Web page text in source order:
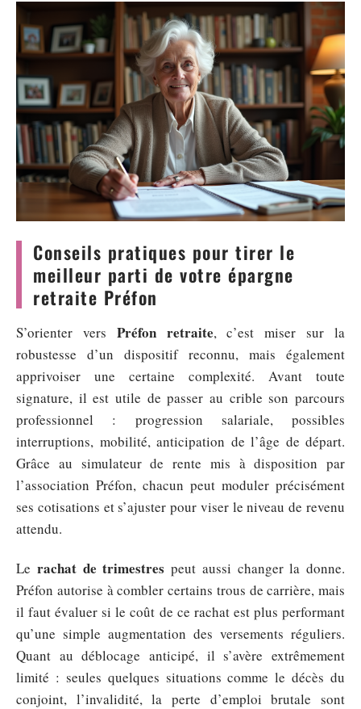
Conseils pratiques pour tirer le
meilleur parti de votre épargne
retraite Préfon
S’orienter vers Préfon retraite, c’est miser sur la
robustesse d’un dispositif reconnu, mais également
apprivoiser une certaine complexité. Avant toute
signature, il est utile de passer au crible son parcours
professionnel : progression salariale, possibles
interruptions, mobilité, anticipation de l’âge de départ.
Grâce au simulateur de rente mis à disposition par
l’association Préfon, chacun peut moduler précisément
ses cotisations et s’ajuster pour viser le niveau de revenu
attendu.
Le rachat de trimestres peut aussi changer la donne.
Préfon autorise à combler certains trous de carrière, mais
il faut évaluer si le coût de ce rachat est plus performant
qu’une simple augmentation des versements réguliers.
Quant au déblocage anticipé, il s’avère extrêmement
limité : seules quelques situations comme le décès du
conjoint, l’invalidité, la perte d’emploi brutale sont